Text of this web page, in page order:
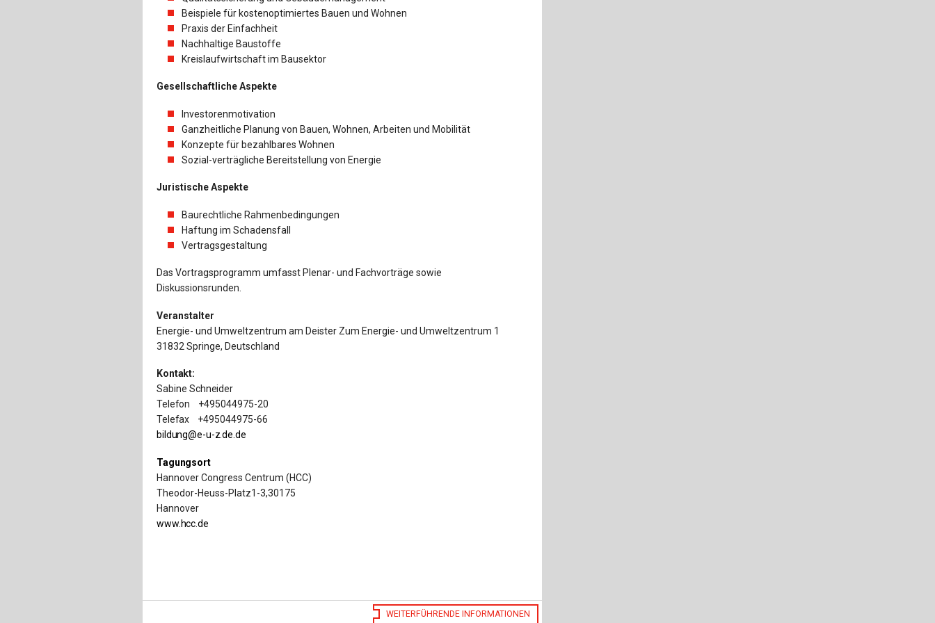
Beispiele für kostenoptimiertes Bauen und Wohnen
Praxis der Einfachheit
Nachhaltige Baustoffe
Kreislaufwirtschaft im Bausektor
Gesellschaftliche Aspekte
Investorenmotivation
Ganzheitliche Planung von Bauen, Wohnen, Arbeiten und Mobilität
Konzepte für bezahlbares Wohnen
Sozial-verträgliche Bereitstellung von Energie
Juristische Aspekte
Baurechtliche Rahmenbedingungen
Haftung im Schadensfall
Vertragsgestaltung
Das Vortragsprogramm umfasst Plenar- und Fachvorträge sowie
Diskussionsrunden.
Veranstalter
Energie- und Umweltzentrum am Deister Zum Energie- und Umweltzentrum 1
31832 Springe, Deutschland
Kontakt:
SabineSchneider
Telefon +495044975-20
Telefax +495044975-66
bildung@e-u-z.de .de
Tagungsort
Hannover Congress Centrum (HCC)
Theodor-Heuss-Platz1-3,30175
Hannover
www.hcc.de
WEITERFÜHRENDE INFORMATIONEN